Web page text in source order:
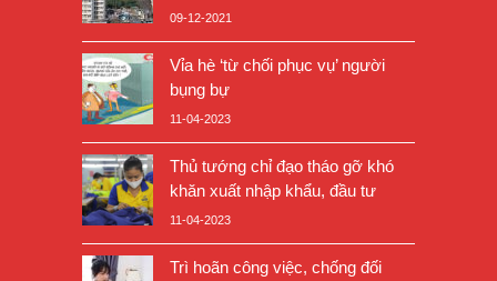
09-12-2021
Vỉa hè ‘từ chối phục vụ’ người
bụng bự
11-04-2023
Thủ tướng chỉ đạo tháo gỡ khó
khăn xuất nhập khẩu, đầu tư
11-04-2023
Trì hoãn công việc, chống đối